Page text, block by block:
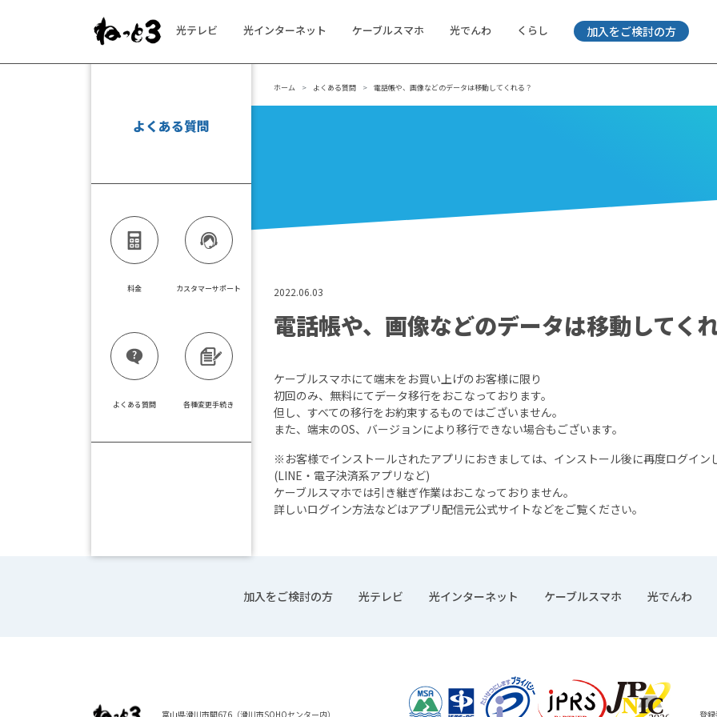
メインナビゲーション
光テレビ 光インターネット ケーブルスマホ 光でんわ くらし 加入をご検討の方
ホーム よくある質問 電話帳や、画像などのデータは移動してくれる？
2022.06.03
電話帳や、画像などのデータは移動してく
ケーブルスマホにて端末をお買い上げのお客様に限り
初回のみ、無料にてデータ移行をおこなっております。
但し、すべての移行をお約束するものではございません。
また、端末のOS、バージョンにより移行できない場合もございます。
※お客様でインストールされたアプリにおきましては、インストール後に再度ログイ
(LINE・電子決済系アプリなど)
ケーブルスマホでは引き継ぎ作業はおこなっておりません。
詳しいログイン方法などはアプリ配信元公式サイトなどをご覧ください。
よくある質問
料金 カスタマーサポート
よくある質問 各種変更手続き
加入をご検討の方 光テレビ 光インターネット ケーブルスマホ 光でんわ
富山県滑川市開676（滑川市SOHOセンター内） 登